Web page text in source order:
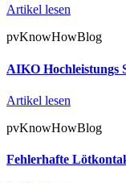
Artikel lesen
pvKnowHowBlog
AIKO Hochleistungs
Artikel lesen
pvKnowHowBlog
Fehlerhafte